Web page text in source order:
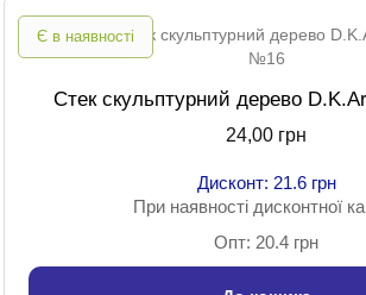
Є в наявності
Стек скульптурний дерево
24,00 грн
Дисконт: 21.6 грн
При наявності дисконтної
Опт: 20.4 грн